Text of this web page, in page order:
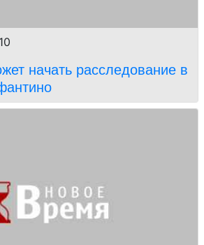
начать расследование в